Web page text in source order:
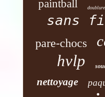
paintball doublure
sans
pare-chocs
hvlp
nettoyage